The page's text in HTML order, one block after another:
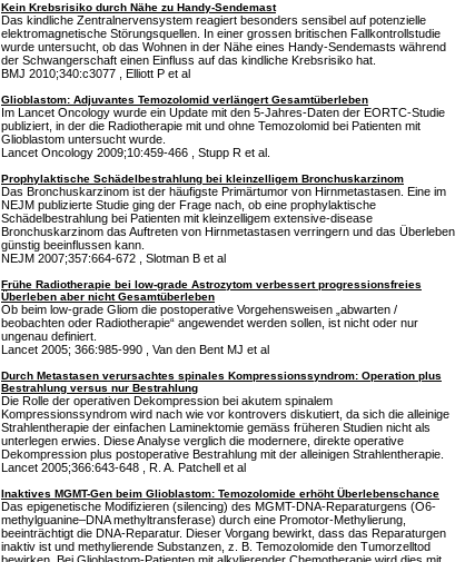
Kein Krebsrisiko durch Nähe zu Handy-Sendemast
Das kindliche Zentralnervensystem reagiert besonders sensibel auf potenzielle
elektromagnetische Störungsquellen. In einer grossen britischen Fallkontrollstudie
wurde untersucht, ob das Wohnen in der Nähe eines Handy-Sendemasts während
der Schwangerschaft einen Einfluss auf das kindliche Krebsrisiko hat.
BMJ 2010;340:c3077 , Elliott P et al
Glioblastom: Adjuvantes Temozolomid verlängert Gesamtüberleben
Im Lancet Oncology wurde ein Update mit den 5-Jahres-Daten der EORTC-Studie
publiziert, in der die Radiotherapie mit und ohne Temozolomid bei Patienten mit
Glioblastom untersucht wurde.
Lancet Oncology 2009;10:459-466 , Stupp R et al.
Prophylaktische Schädelbestrahlung bei kleinzelligem Bronchuskarzinom
Das Bronchuskarzinom ist der häufigste Primärtumor von Hirnmetastasen. Eine im
NEJM publizierte Studie ging der Frage nach, ob eine prophylaktische
Schädelbestrahlung bei Patienten mit kleinzelligem extensive-disease
Bronchuskarzinom das Auftreten von Hirnmetastasen verringern und das Überleben
günstig beeinflussen kann.
NEJM 2007;357:664-672 , Slotman B et al
Frühe Radiotherapie bei low-grade Astrozytom verbessert progressionsfreies
Überleben aber nicht Gesamtüberleben
Ob beim low-grade Gliom die postoperative Vorgehensweisen „abwarten /
beobachten oder Radiotherapie“ angewendet werden sollen, ist nicht oder nur
ungenau definiert.
Lancet 2005; 366:985-990 , Van den Bent MJ et al
Durch Metastasen verursachtes spinales Kompressionssyndrom: Operation plus
Bestrahlung versus nur Bestrahlung
Die Rolle der operativen Dekompression bei akutem spinalem
Kompressionssyndrom wird nach wie vor kontrovers diskutiert, da sich die alleinige
Strahlentherapie der einfachen Laminektomie gemäss früheren Studien nicht als
unterlegen erwies. Diese Analyse verglich die modernere, direkte operative
Dekompression plus postoperative Bestrahlung mit der alleinigen Strahlentherapie.
Lancet 2005;366:643-648 , R. A. Patchell et al
Inaktives MGMT-Gen beim Glioblastom: Temozolomide erhöht Überlebenschance
Das epigenetische Modifizieren (silencing) des MGMT-DNA-Reparaturgens (O6-
methylguanine–DNA methyltransferase) durch eine Promotor-Methylierung,
beeinträchtigt die DNA-Reparatur. Dieser Vorgang bewirkt, dass das Reparaturgen
inaktiv ist und methylierende Substanzen, z. B. Temozolomide den Tumorzelltod